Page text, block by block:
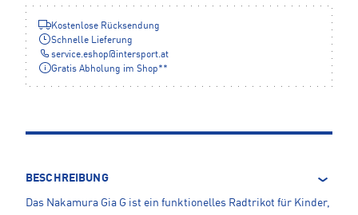
Kostenlose Rücksendung
Schnelle Lieferung
service.eshop@intersport.at
Gratis Abholung im Shop**
BESCHREIBUNG
Das Nakamura Gia G ist ein funktionelles Radtrikot für Kinder,